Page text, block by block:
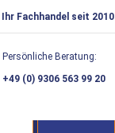
Direkt
zum
Inhalt
Ihr Fachhandel seit 2010
Persönliche Beratung:
+49 (0) 9306 563 99 20